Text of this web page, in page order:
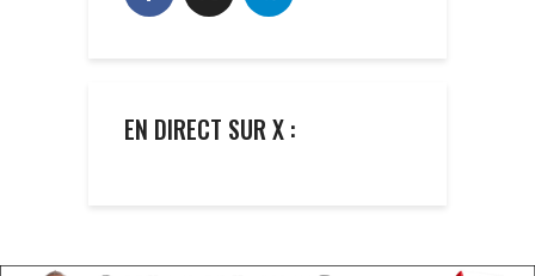
EN DIRECT SUR X :